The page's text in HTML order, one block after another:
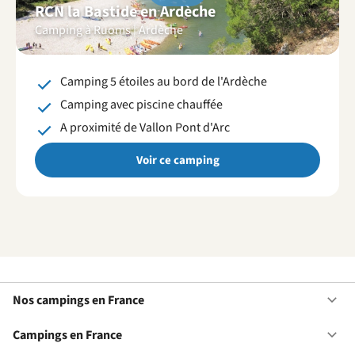
RCN la Bastide en Ardèche
Camping à Ruoms | Ardèche
vidéos
Camping 5 étoiles au bord de l'Ardèche
Camping avec piscine chauffée
A proximité de Vallon Pont d'Arc
Voir ce camping
Nos campings en France
Campings en France